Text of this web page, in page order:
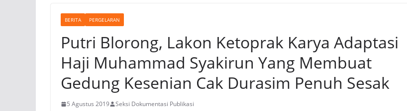
BERITA PERGELARAN
Putri Blorong, Lakon Ketoprak Karya Adaptasi
Haji Muhammad Syakirun Yang Membuat
Gedung Kesenian Cak Durasim Penuh Sesak
5 Agustus 2019 Seksi Dokumentasi Publikasi